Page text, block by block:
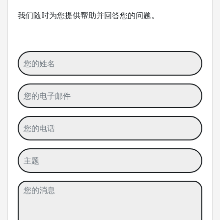
我们随时为您提供帮助并回答您的问题。